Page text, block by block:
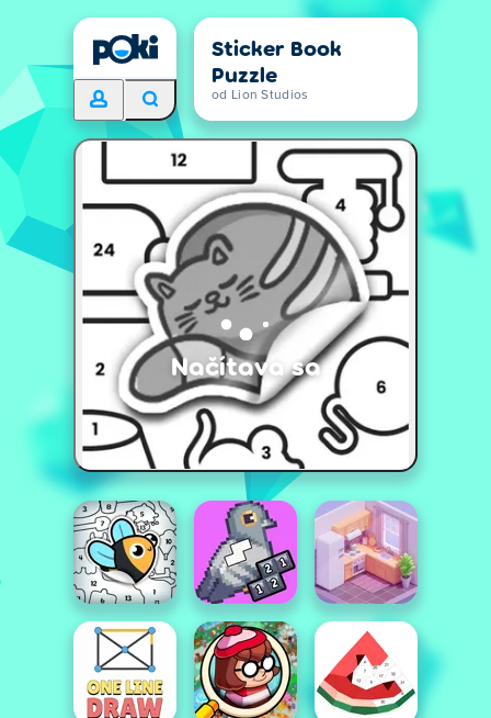
Sticker Book
Puzzle
od Lion Studios
Načítava sa